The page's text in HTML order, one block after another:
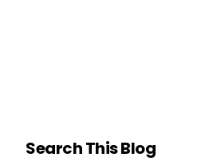
Search This Blog